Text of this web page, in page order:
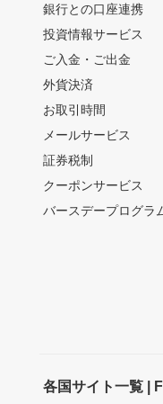
銀行との口座連携
投資情報サービス
ご入金・ご出金
外貨決済
お取引時間
メールサービス
証券税制
クーポンサービス
バースデープログラ
各国サイト一覧 |